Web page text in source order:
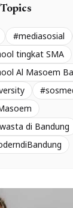
#mediasosial
tingkat SMA
Al Masoem
di Bandung